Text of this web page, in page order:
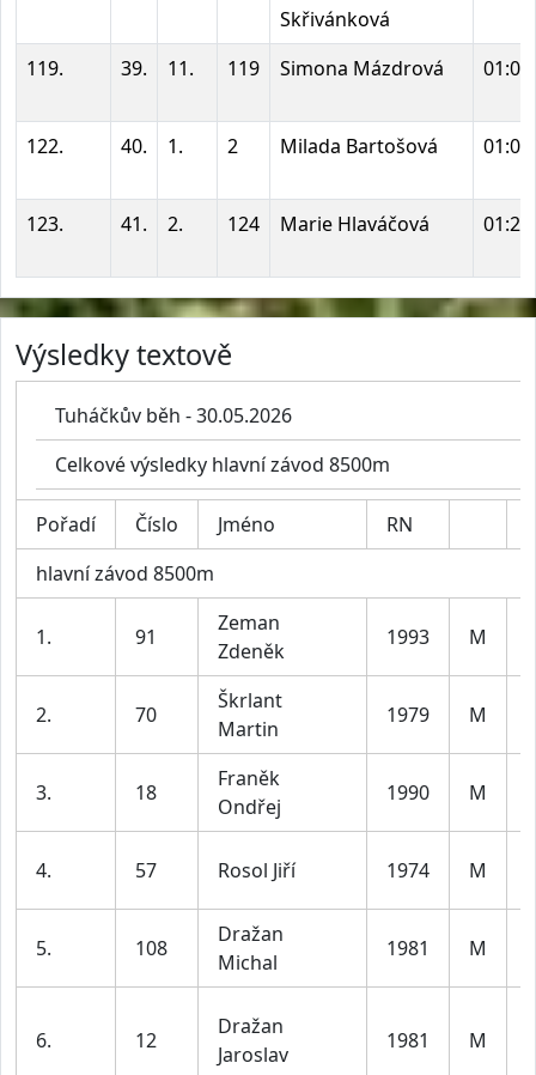
Skřivánková
119. 39. 11. 119 Simona Mázdrová
122. 40. 1. 2 Milada Bartošová
123. 41. 2. 124 Marie Hlaváčová
Výsledky textově
Tuháčkův běh - 30.05.2026
Celkové výsledky hlavní závod 8500m
Pořadí Číslo Jméno RN
hlavní závod 8500m
1. 91
Zeman
Zdeněk
1993 M
2. 70
Škrlant
Martin
1979 M
3. 18
Franěk
Ondřej
1990 M
4. 57 Rosol Jiří 1974 M
5. 108
Dražan
Michal
1981 M
6. 12
Dražan
Jaroslav
1981 M